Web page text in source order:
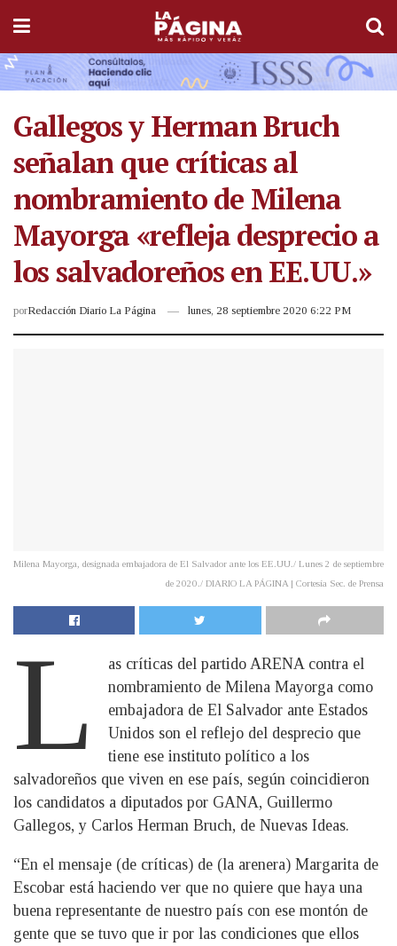
Gallegos y Herman Bruch
señalan que críticas al
nombramiento de Milena
Mayorga «refleja desprecio a
los salvadoreños en EE.UU.»
porRedacción Diario La Página lunes, 28 septiembre 2020 6:22 PM
Milena Mayorga, designada embajadora de El Salvador ante los EE.UU./ Lunes 2 de septiembre
de 2020./ DIARIO LA PÁGINA | Cortesía Sec. de Prensa
L
as críticas del partido ARENA contra el
nombramiento de Milena Mayorga como
embajadora de El Salvador ante Estados
Unidos son el reflejo del desprecio que
tiene ese instituto político a los
salvadoreños que viven en ese país, según coincidieron
los candidatos a diputados por GANA, Guillermo
Gallegos, y Carlos Herman Bruch, de Nuevas Ideas.
“En el mensaje (de críticas) de (la arenera) Margarita de
Escobar está haciendo ver que no quiere que haya una
buena representante de nuestro país con ese montón de
gente que se tuvo que ir por las condiciones que ellos